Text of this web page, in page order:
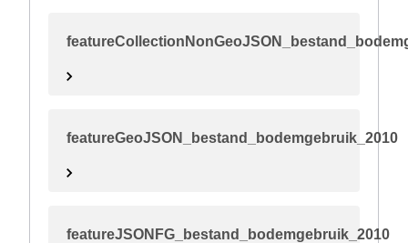
featureGeoJSON_bestand_bodemgebruik_2010
featureJSONFG_bestand_bodemgebruik_2010